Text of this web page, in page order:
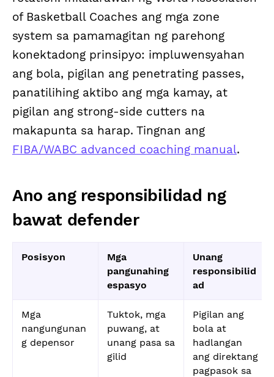
of Basketball Coaches ang mga zone
system sa pamamagitan ng parehong
konektadong prinsipyo: impluwensyahan
ang bola, pigilan ang penetrating passes,
panatilihing aktibo ang mga kamay, at
pigilan ang strong-side cutters na
makapunta sa harap. Tingnan ang
FIBA/WABC advanced coaching manual.
Ano ang responsibilidad ng
bawat defender
Posisyon
Mga
pangunahing
espasyo
Unang
responsibilid
ad
Mga
nangungunan
g depensor
Tuktok, mga
puwang, at
unang pasa sa
gilid
Pigilan ang
bola at
hadlangan
ang direktang
pagpasok sa